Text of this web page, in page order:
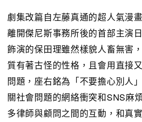
劇集改篇自左藤真通的超人氣漫
離開傑尼斯事務所後的首部主演
飾演的保田理雖然樣貌人畜無害
質有著古怪的性格，且會用直接
問題，座右銘為「不要擔心別人
關社會問題的網絡衝突和SNS麻
多律師與顧問之間的互動，和真